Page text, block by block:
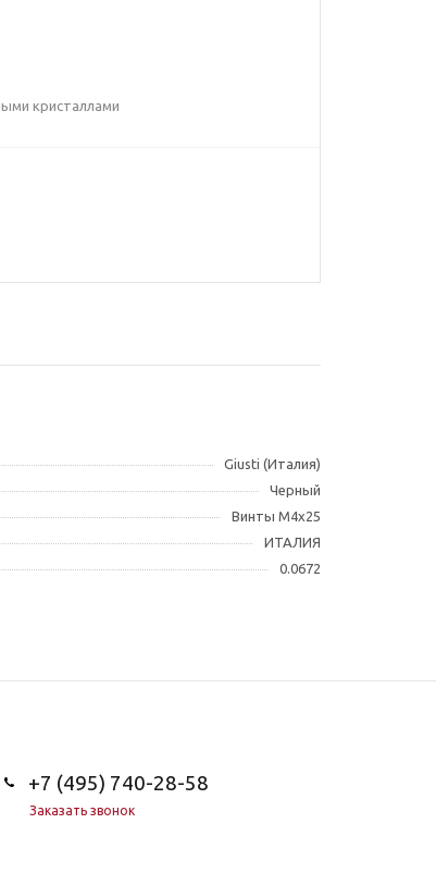
кристаллами
Giusti (Италия)
Черный
Винты M4x25
ИТАЛИЯ
0.0672
+7 (495) 740-28-58
Заказать звонок